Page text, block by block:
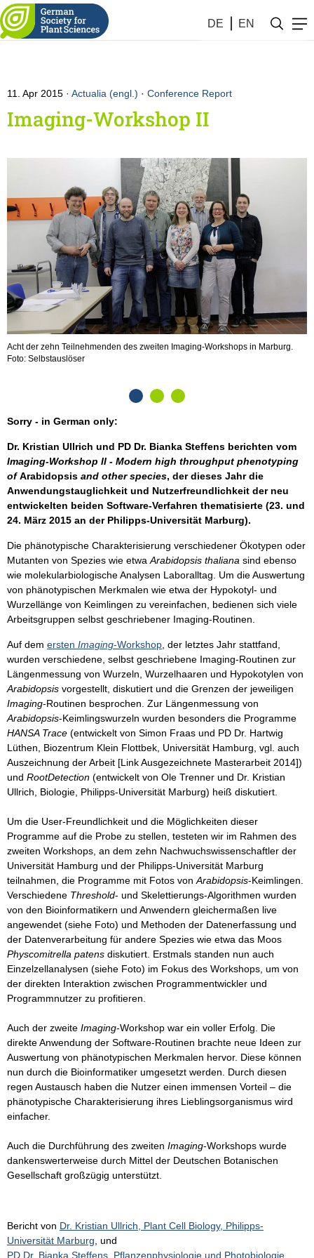
DE EN
11. Apr 2015 Actualia (engl.) · Conference Report
Imaging-Workshop II
Acht der zehn Teilnehmenden des zweiten Imaging-Workshops in Marburg.
Foto: Selbstauslöser
Sorry - in German only:
Dr. Kristian Ullrich und PD Dr. Bianka Steffens berichten vom
Imaging-Workshop II - Modern high throughput phenotyping
ofArabidopsis and other species, der dieses Jahr die
Anwendungstauglichkeit und Nutzerfreundlichkeit der neu
entwickelten beiden Software-Verfahren thematisierte (23. und
24. März 2015 an der Philipps-Universität Marburg).
Die phänotypische Charakterisierung verschiedener Ökotypen oder
Mutanten von Spezies wie etwa Arabidopsis thaliana sind ebenso
wie molekularbiologische Analysen Laboralltag. Um die Auswertung
von phänotypischen Merkmalen wie etwa der Hypokotyl- und
Wurzellänge von Keimlingen zu vereinfachen, bedienen sich viele
Arbeitsgruppen selbst geschriebener Imaging-Routinen.
Auf dem ersten Imaging-Workshop , der letztes Jahr stattfand,
wurden verschiedene, selbst geschriebene Imaging-Routinen zur
Längenmessung von Wurzeln, Wurzelhaaren und Hypokotylen von
Arabidopsis vorgestellt, diskutiert und die Grenzen der jeweiligen
Imaging-Routinen besprochen. Zur Längenmessung von
Arabidopsis-Keimlingswurzeln wurden besonders die Programme
HANSA Trace (entwickelt von Simon Fraas und PD Dr. Hartwig
Lüthen, Biozentrum Klein Flottbek, Universität Hamburg, vgl. auch
Auszeichnung der Arbeit [Link Ausgezeichnete Masterarbeit 2014])
und RootDetection (entwickelt von Ole Trenner und Dr. Kristian
Ullrich, Biologie, Philipps-Universität Marburg) heiß diskutiert.
Um die User-Freundlichkeit und die Möglichkeiten dieser
Programme auf die Probe zu stellen, testeten wir im Rahmen des
zweiten Workshops, an dem zehn Nachwuchswissenschaftler der
Universität Hamburg und der Philipps-Universität Marburg
teilnahmen, die Programme mit Fotos von Arabidopsis-Keimlingen.
Verschiedene Threshold- und Skelettierungs-Algorithmen wurden
von den Bioinformatikern und Anwendern gleichermaßen live
angewendet (siehe Foto) und Methoden der Datenerfassung und
der Datenverarbeitung für andere Spezies wie etwa das Moos
Physcomitrella patens diskutiert. Erstmals standen nun auch
Einzelzellanalysen (siehe Foto) im Fokus des Workshops, um von
der direkten Interaktion zwischen Programmentwickler und
Programmnutzer zu profitieren.
Auch der zweite Imaging-Workshop war ein voller Erfolg. Die
direkte Anwendung der Software-Routinen brachte neue Ideen zur
Auswertung von phänotypischen Merkmalen hervor. Diese können
nun durch die Bioinformatiker umgesetzt werden. Durch diesen
regen Austausch haben die Nutzer einen immensen Vorteil – die
phänotypische Charakterisierung ihres Lieblingsorganismus wird
einfacher.
Auch die Durchführung des zweiten Imaging-Workshops wurde
dankenswerterweise durch Mittel der Deutschen Botanischen
Gesellschaft großzügig unterstützt.
Bericht von Dr. Kristian Ullrich, Plant Cell Biology, Philipps-
Universität Marburg , und
PD Dr. Bianka Steffens, Pflanzenphysiologie und Photobiologie,